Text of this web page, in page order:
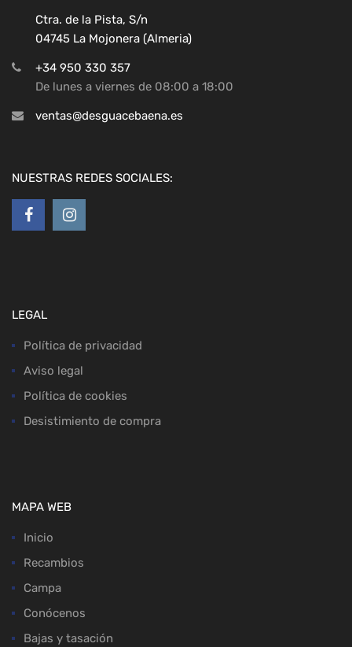
Ctra. de la Pista, S/n
04745 La Mojonera (Almeria)
+34 950 330 357
De lunes a viernes de 08:00 a 18:00
ventas@desguacebaena.es
NUESTRAS REDES SOCIALES:
LEGAL
Política de privacidad
Aviso legal
Política de cookies
Desistimiento de compra
MAPA WEB
Inicio
Recambios
Campa
Conócenos
Bajas y tasación